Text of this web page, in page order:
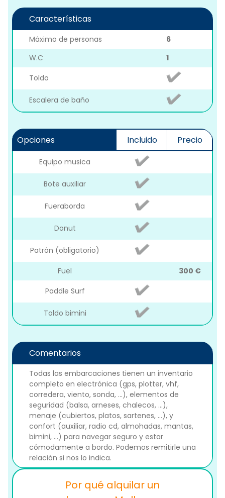
Características
Máximo de personas
6
W.C
1
Toldo
Escalera de baño
Opciones Incluido Precio
Equipo musica
Bote auxiliar
Fueraborda
Donut
Patrón (obligatorio)
Fuel
300 €
Paddle Surf
Toldo bimini
Comentarios
Todas las embarcaciones tienen un inventario
completo en electrónica (gps, plotter, vhf,
corredera, viento, sonda, ...), elementos de
seguridad (balsa, arneses, chalecos, ...),
menaje (cubiertos, platos, sartenes, ...), y
confort (auxiliar, radio cd, almohadas, mantas,
bimini, ...) para navegar seguro y estar
cómodamente a bordo. Podemos remitirle una
relación si nos lo indica.
Por qué alquilar un